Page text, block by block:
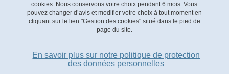
https://www.lefigaro.fr/conjoncture/electricite-le-risque-de-
coupure-sera-faibl…
cookies. Nous conservons votre choix pendant 6 mois. Vous
pouvez changer d’avis et modifier votre choix à tout moment en
cliquant sur le lien "Gestion des cookies" situé dans le pied de
page du site.
En savoir plus sur notre politique de protection
des données personnelles